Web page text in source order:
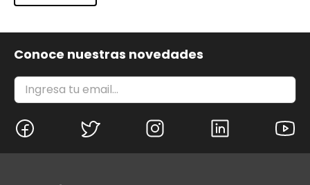
Conoce nuestras novedades